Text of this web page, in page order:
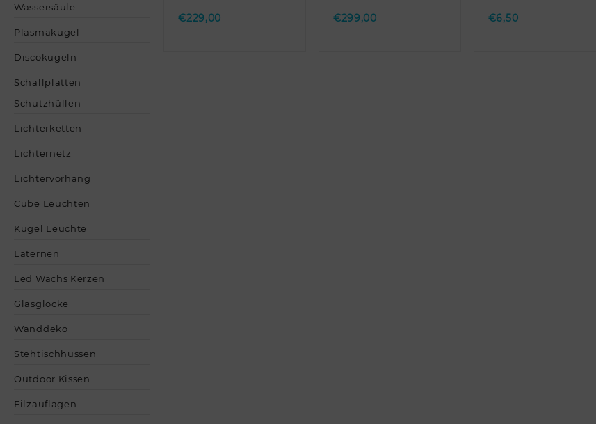
Wassersäule
Plasmakugel
Discokugeln
Schallplatten
Schutzhüllen
Lichterketten
Lichternetz
Lichtervorhang
Cube Leuchten
Kugel Leuchte
Laternen
Led Wachs Kerzen
Glasglocke
Wanddeko
Stehtischhussen
Outdoor Kissen
Filzauflagen
€229,00 €299,00 €6,50